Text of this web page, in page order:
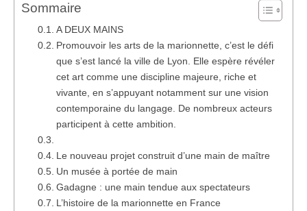
Sommaire
A DEUX MAINS
Promouvoir les arts de la marionnette, c’est le défi
que s’est lancé la ville de Lyon. Elle espère révéler
cet art comme une discipline majeure, riche et
vivante, en s’appuyant notamment sur une vision
contemporaine du langage. De nombreux acteurs
participent à cette ambition.
Le nouveau projet construit d’une main de maître
Un musée à portée de main
Gadagne : une main tendue aux spectateurs
L’histoire de la marionnette en France